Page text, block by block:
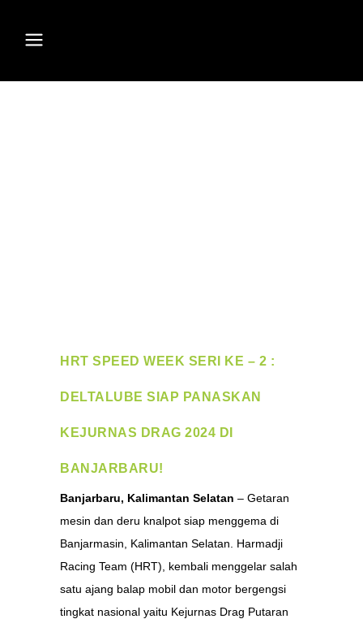
HRT SPEED WEEK SERI KE – 2 :
DELTALUBE SIAP PANASKAN
KEJURNAS DRAG 2024 DI
BANJARBARU!
Banjarbaru, Kalimantan Selatan – Getaran
mesin dan deru knalpot siap menggema di
Banjarmasin, Kalimantan Selatan. Harmadji
Racing Team (HRT), kembali menggelar salah
satu ajang balap mobil dan motor bergengsi
tingkat nasional yaitu Kejurnas Drag Putaran